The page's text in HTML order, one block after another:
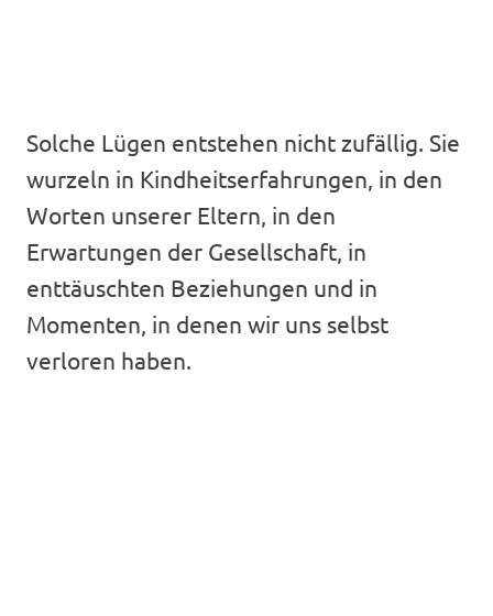
Solche Lügen entstehen nicht zufällig. Sie
wurzeln in Kindheitserfahrungen, in den
Worten unserer Eltern, in den
Erwartungen der Gesellschaft, in
enttäuschten Beziehungen und in
Momenten, in denen wir uns selbst
verloren haben.